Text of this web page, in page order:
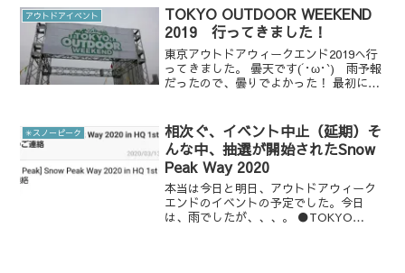
ルの出展があり、幅広く楽しめますし、
自分の知らなかった...
アウトドアイベント
TOKYO OUTDOOR WEEKEND
2019 行ってきました！
東京アウトドアウィークエンド2019へ行
ってきました。 曇天です(´･ω･`) 雨予報
だったので、曇りでよかった！ 最初に残
が、見つけられませんでした。後ほど、
書きます...
✳︎スノーピーク
相次ぐ、イベント中止（延期）そ
んな中、抽選が開始されたSnow
Peak Way 2020
本当は今日と明日、アウトドアウィーク
エンドのイベントの予定でした。今日
は、雨でしたが、、、。 ●TOKYO